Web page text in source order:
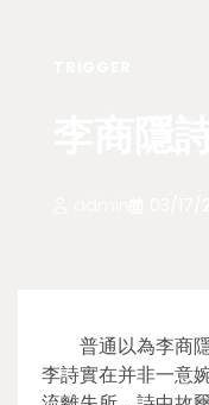
普通以為李商
李詩實在并非一意